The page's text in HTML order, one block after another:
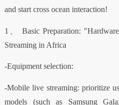
and start cross ocean interaction!
1、 Basic Preparation:
Streaming in Africa
-Equipment selection:
-Mobile live streaming: prioritize
models (such as Samsung